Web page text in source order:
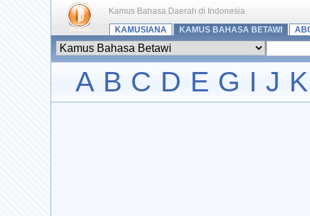
Kamus Bahasa Daerah di Indonesia
KAMUSIANA
KAMUS BAHASA BETAWI
A B C D E G I J K